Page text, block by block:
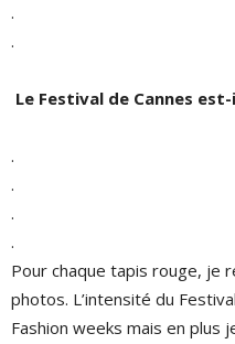
.
.
Le Festival de Cannes
.
.
.
.
Pour chaque tapis rouge, je
photos. L’intensité du
Fashion weeks mais en plus